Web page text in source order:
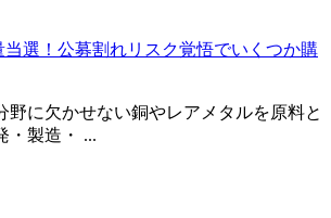
当選！公募割れリスク覚悟でいくつか購
野に欠かせない銅やレアメタルを原料と
・製造・ ...